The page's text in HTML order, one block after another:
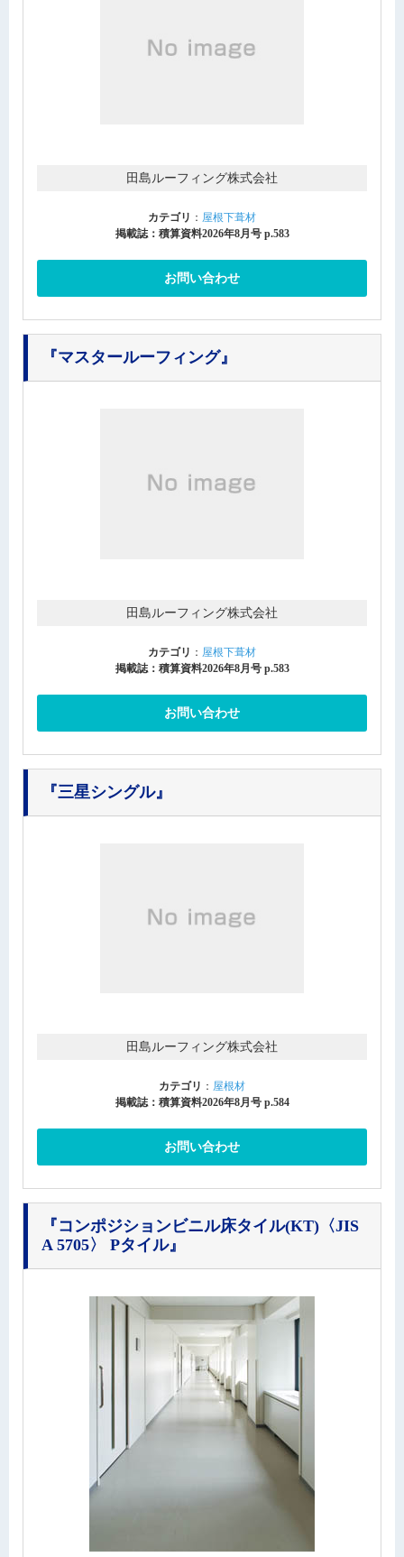
田島ルーフィング株式会社
カテゴリ ： 屋根下葺材
掲載誌：積算資料2026年8月号 p.583
お問い合わせ
『マスタールーフィング』
田島ルーフィング株式会社
カテゴリ ： 屋根下葺材
掲載誌：積算資料2026年8月号 p.583
お問い合わせ
『三星シングル』
田島ルーフィング株式会社
カテゴリ ： 屋根材
掲載誌：積算資料2026年8月号 p.584
お問い合わせ
『コンポジションビニル床タイル(KT)〈JIS
A 5705〉 Pタイル』